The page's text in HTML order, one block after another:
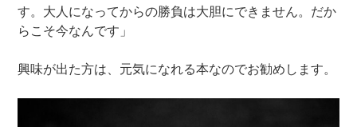
す。大人になってからの勝負は大胆にできません。だか
らこそ今なんです」
興味が出た方は、元気になれる本なのでお勧めします。